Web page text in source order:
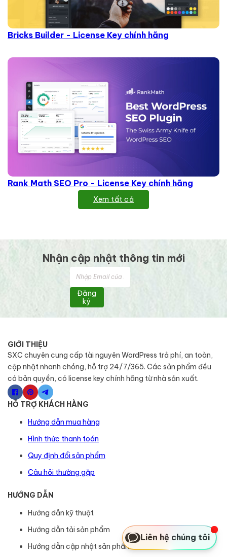
Bricks Builder - License Key chính hãng
Rank Math SEO Pro - License Key chính hãng
Xem tất cả
Nhận cập nhật thông tin mới
Đăng
ký
GIỚI THIỆU
SXC chuyên cung cấp tài nguyên WordPress trả phí, an toàn,
cập nhật nhanh chóng, hỗ trợ 24/7/365. Các sản phẩm đều
có bản quyền, có license key chính hãng từ nhà sản xuất.
HỖ TRỢ KHÁCH HÀNG
Hướng dẫn mua hàng
Hình thức thanh toán
Quy định đổi sản phẩm
Câu hỏi thường gặp
HƯỚNG DẪN
Hướng dẫn kỹ thuật
Hướng dẫn tải sản phẩm
Hướng dẫn cập nhật sản phẩm
Liên hệ chúng tôi